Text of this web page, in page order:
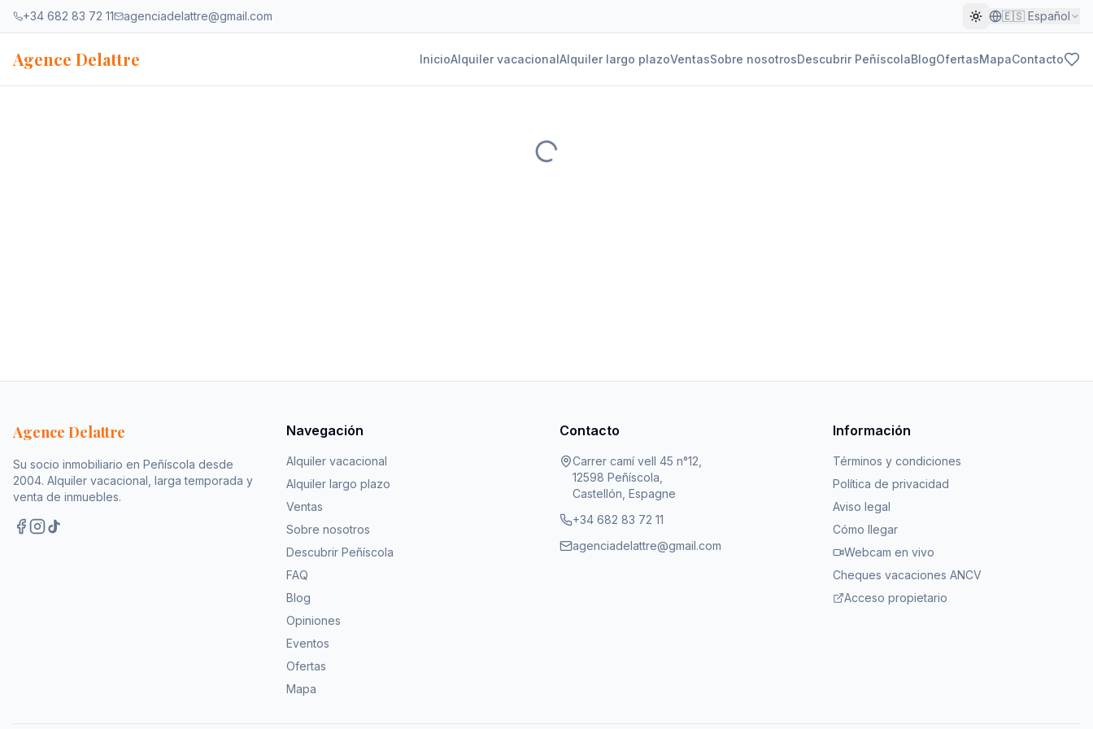
Ir al contenido
+34 682 83 72 11 agenciadelattre@gmail.com 🇪🇸 Español
Agence Delattre InicioAlquiler vacacionalAlquiler largo plazoVentasSobre nosotrosDescubrir PeñíscolaBlogOfertasMapaContacto
Agence Delattre
Su socio inmobiliario en Peñíscola desde
2004. Alquiler vacacional, larga temporada y
venta de inmuebles.
Navegación
Alquiler vacacional
Alquiler largo plazo
Ventas
Sobre nosotros
Descubrir Peñíscola
FAQ
Blog
Opiniones
Eventos
Ofertas
Mapa
Contacto
Carrer camí vell 45 n°12,
12598 Peñíscola,
Castellón, Espagne
+34 682 83 72 11
agenciadelattre@gmail.com
Información
Términos y condiciones
Política de privacidad
Aviso legal
Cómo llegar
Webcam en vivo
Cheques vacaciones ANCV
Acceso propietario